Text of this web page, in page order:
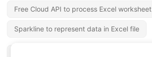
Free Cloud API to process Excel worksheet
Sparkline to represent data in Excel file